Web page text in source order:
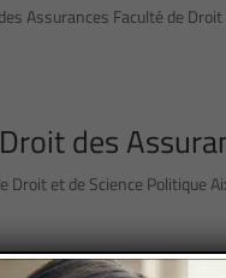
Assurances Faculté de
des
et de Science Politique